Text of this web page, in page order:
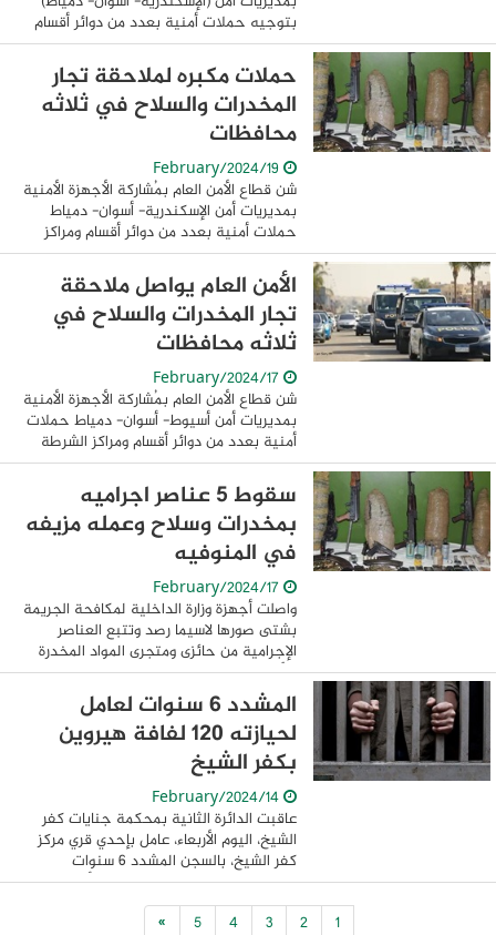
بتوجيه حملات أمنية بعدد من دوائر أقسام
ومراكز الشرطة لإستهداف وضبط حائزى
ومتجرى المواد المخدرة والأسلحة النارية ...
حملات مكبره لملاحقة تجار
المخدرات والسلاح في ثلاثه
محافظات
شن قطاع الأمن العام بمُشاركة الأجهزة الأمنية
بمديريات أمن الإسكندرية- أسوان- دمياط
حملات أمنية بعدد من دوائر أقسام ومراكز
الشرطة لإستهداف وضبط حائزى ومتجرى
المواد المخدرة والأسلحة النارية والذخائر ...
الأمن العام يواصل ملاحقة
تجار المخدرات والسلاح في
ثلاثه محافظات
شن قطاع الأمن العام بمُشاركة الأجهزة الأمنية
بمديريات أمن أسيوط- أسوان- دمياط حملات
أمنية بعدد من دوائر أقسام ومراكز الشرطة
،لإستهداف وضبط حائزى ومتجرى المواد
المخدرة والأسلحة النارية والذخائر غير ...
سقوط 5 عناصر اجراميه
بمخدرات وسلاح وعمله مزيفه
في المنوفيه
واصلت أجهزة وزارة الداخلية لمكافحة الجريمة
بشتى صورها لاسيما رصد وتتبع العناصر
الإجرامية من حائزى ومتجرى المواد المخدرة
والأسلحة النارية والذخائر الغير مرخصة تمكن
قطاع الأمن العام بمشاركة الأجهزة ...
المشدد 6 سنوات لعامل
لحيازته 120 لفافة هيروين
بكفر الشيخ
عاقبت الدائرة الثانية بمحكمة جنايات كفر
الشيخ، اليوم الأربعاء، عامل بإحدي قري مركز
كفر الشيخ، بالسجن المشدد 6 سنوات
وتغريمه مبلغ مائة الف جنيه عما أسند إليه
ومصادرة المخدر المضبوط والزمته المصاريف.
1
2
3
4
5
»